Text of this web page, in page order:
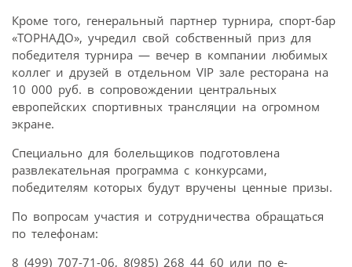
Кроме того, генеральный партнер турнира, спорт-бар
«ТОРНАДО», учредил свой собственный приз для
победителя турнира — вечер в компании любимых
коллег и друзей в отдельном VIP зале ресторана на
10 000 руб. в сопровождении центральных
европейских спортивных трансляции на огромном
экране.
Специально для болельщиков подготовлена
развлекательная программа с конкурсами,
победителям которых будут вручены ценные призы.
По вопросам участия и сотрудничества обращаться
по телефонам:
8 (499) 707-71-06, 8(985) 268 44 60 или по e-